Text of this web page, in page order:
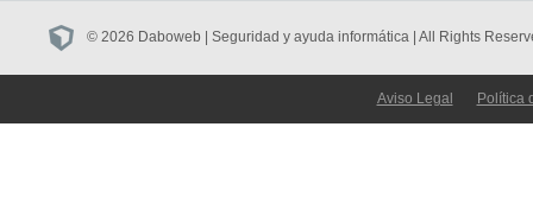
© 2026 Daboweb | Seguridad y ayuda informática | All Rights
Aviso Legal Política